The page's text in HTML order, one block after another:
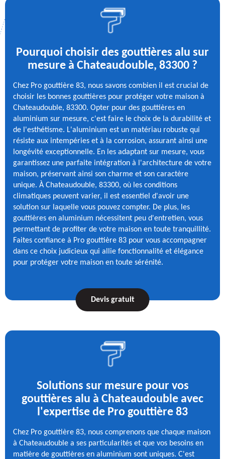
Pourquoi choisir des gouttières alu sur
mesure à Chateaudouble, 83300 ?
Chez Pro gouttière 83, nous savons combien il est crucial de
choisir les bonnes gouttières pour protéger votre maison à
Chateaudouble, 83300. Opter pour des gouttières en
aluminium sur mesure, c'est faire le choix de la durabilité et
de l'esthétisme. L'aluminium est un matériau robuste qui
résiste aux intempéries et à la corrosion, assurant ainsi une
longévité exceptionnelle. En les adaptant sur mesure, vous
garantissez une parfaite intégration à l'architecture de votre
maison, préservant ainsi son charme et son caractère
unique. À Chateaudouble, 83300, où les conditions
climatiques peuvent varier, il est essentiel d'avoir une
solution sur laquelle vous pouvez compter. De plus, les
gouttières en aluminium nécessitent peu d'entretien, vous
permettant de profiter de votre maison en toute tranquillité.
Faites confiance à Pro gouttière 83 pour vous accompagner
dans ce choix judicieux qui allie fonctionnalité et élégance
pour protéger votre maison en toute sérénité.
Devis gratuit
Solutions sur mesure pour vos
gouttières alu à Chateaudouble avec
l'expertise de Pro gouttière 83
Chez Pro gouttière 83, nous comprenons que chaque maison
à Chateaudouble a ses particularités et que vos besoins en
matière de gouttières en aluminium sont uniques. C'est